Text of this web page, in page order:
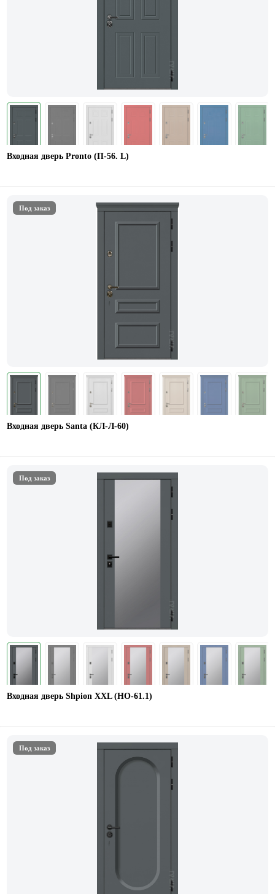
Входная дверь Pronto (П-56. L)
Под заказ
Входная дверь Santa (КЛ-Л-60)
Под заказ
Входная дверь Shpion XXL (НО-61.1)
Под заказ